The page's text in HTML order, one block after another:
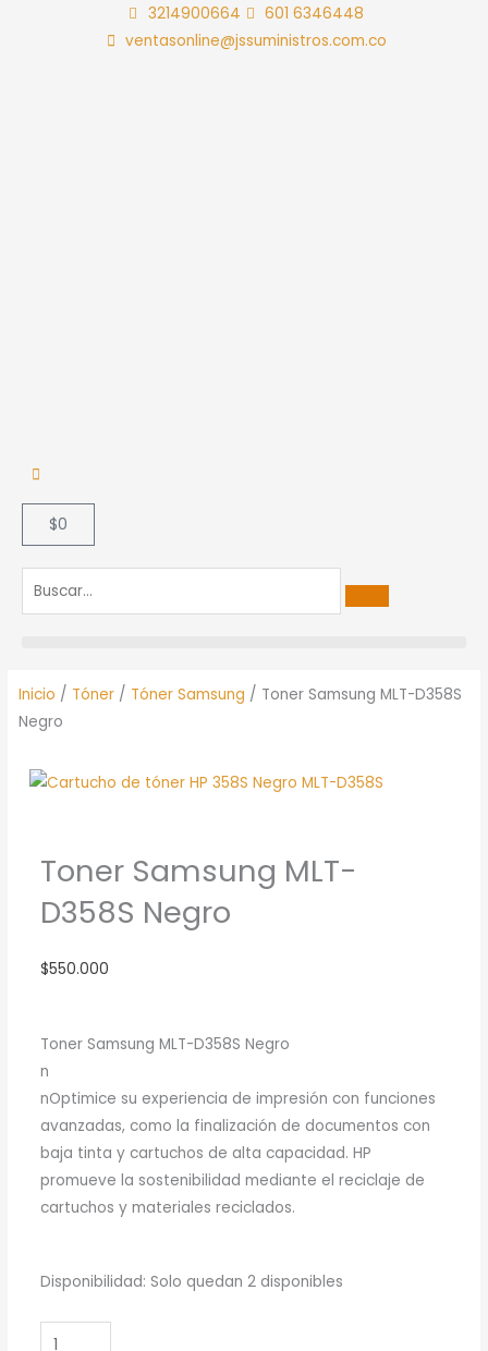
3214900664
601 6346448
ventasonline@jssuministros.com.co
$0
Inicio / Tóner / Tóner Samsung / Toner Samsung MLT-D358S
Negro
Toner Samsung MLT-
D358S Negro
$550.000
Toner Samsung MLT-D358S Negro
n
nOptimice su experiencia de impresión con funciones
avanzadas, como la finalización de documentos con
baja tinta y cartuchos de alta capacidad. HP
promueve la sostenibilidad mediante el reciclaje de
cartuchos y materiales reciclados.
Disponibilidad: Solo quedan 2 disponibles
Toner
MLT-